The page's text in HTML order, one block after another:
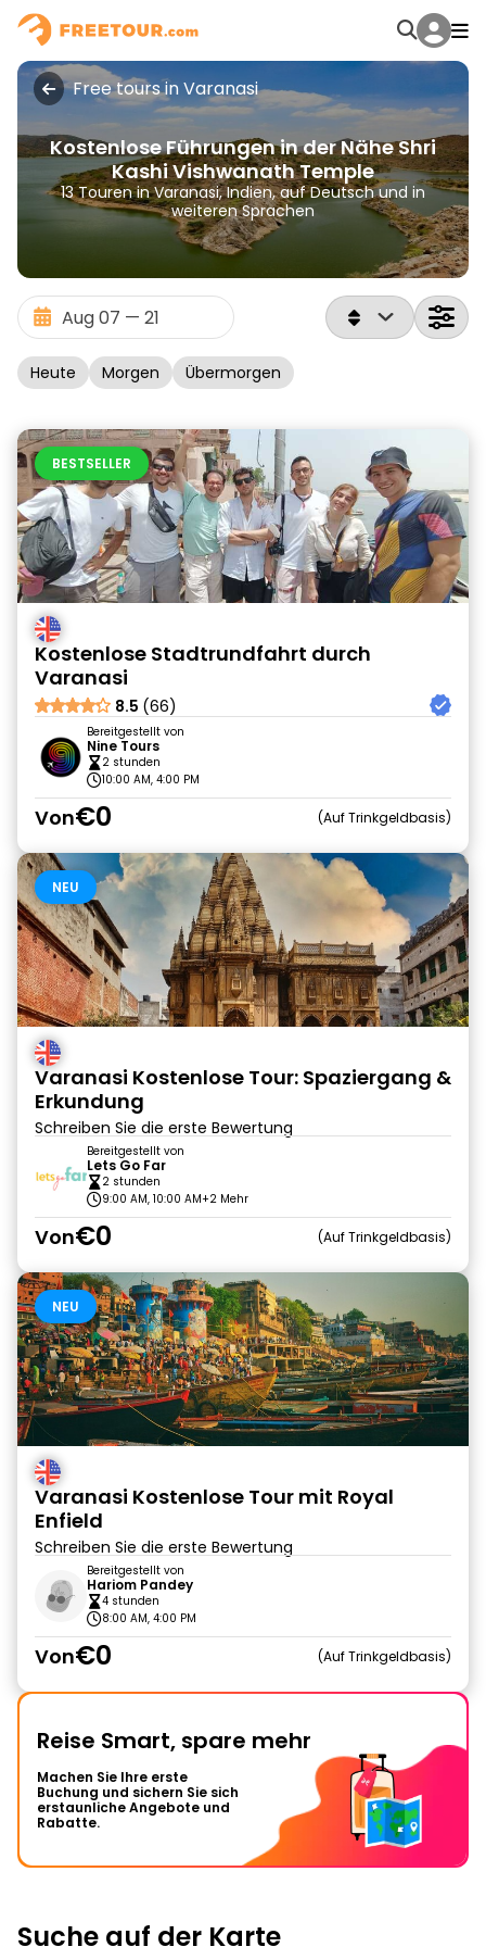
Free tours in Varanasi
Kostenlose Führungen in der Nähe Shri
Kashi Vishwanath Temple
13 Touren in Varanasi, Indien, auf Deutsch und in
weiteren Sprachen
Heute Morgen Übermorgen
BESTSELLER
Kostenlose Stadtrundfahrt durch
Varanasi
8.5 (66)
Bereitgestellt von
Nine Tours
2 stunden
10:00 AM, 4:00 PM
Von€0 Auf Trinkgeldbasis
NEU
Varanasi Kostenlose Tour: Spaziergang &
Erkundung
Schreiben Sie die erste Bewertung
Bereitgestellt von
Lets Go Far
2 stunden
9:00 AM, 10:00 AM+2 Mehr
Von€0 Auf Trinkgeldbasis
NEU
Varanasi Kostenlose Tour mit Royal
Enfield
Schreiben Sie die erste Bewertung
Bereitgestellt von
Hariom Pandey
4 stunden
8:00 AM, 4:00 PM
Von€0 Auf Trinkgeldbasis
Reise Smart, spare mehr
Machen Sie Ihre erste
Buchung und sichern Sie sich
erstaunliche Angebote und
Rabatte.
Suche auf der Karte